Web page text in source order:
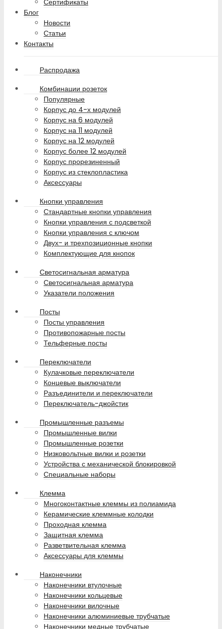
Сертификаты
Блог
Новости
Статьи
Контакты
Распродажа
Комбинации розеток
Популярные
Корпус до 4-х модулей
Корпус на 6 модулей
Корпус на 11 модулей
Корпус на 12 модулей
Корпус более 12 модулей
Корпус прорезиненный
Корпус из стеклопластика
Аксессуары
Кнопки управления
Стандартные кнопки управления
Кнопки управления с подсветкой
Кнопки управления с ключом
Двух- и трехпозиционные кнопки
Комплектующие для кнопок
Светосигнальная арматура
Светосигнальная арматура
Указатели положения
Посты
Посты управления
Противопожарные посты
Тельферные посты
Переключатели
Кулачковые переключатели
Концевые выключатели
Разъединители и переключатели
Переключатель-джойстик
Промышленные разъемы
Промышленные вилки
Промышленные розетки
Низковольтные вилки и розетки
Устройства с механической блокировкой
Специальные наборы
Клемма
Многоконтактные клеммы из полиамида
Керамические клеммные колодки
Проходная клемма
Защитная клемма
Разветвительная клемма
Аксессуары для клеммы
Наконечники
Наконечники втулочные
Наконечники кольцевые
Наконечники вилочные
Наконечники алюминиевые трубчатые
Наконечники медные трубчатые